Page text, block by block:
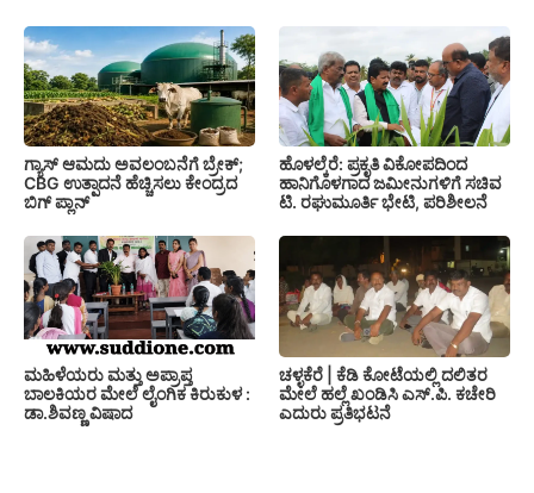
ಗ್ಯಾಸ್ ಆಮದು ಅವಲಂಬನೆಗೆ ಬ್ರೇಕ್;
CBG ಉತ್ಪಾದನೆ ಹೆಚ್ಚಿಸಲು ಕೇಂದ್ರದ
ಬಿಗ್ ಪ್ಲಾನ್
ಹೊಳಲ್ಕೆರೆ: ಪ್ರಕೃತಿ ವಿಕೋಪದಿಂದ
ಹಾನಿಗೊಳಗಾದ ಜಮೀನುಗಳಿಗೆ ಸಚಿವ
ಟಿ. ರಘುಮೂರ್ತಿ ಭೇಟಿ, ಪರಿಶೀಲನೆ
ಮಹಿಳೆಯರು ಮತ್ತು ಅಪ್ರಾಪ್ತ
ಬಾಲಕಿಯರ ಮೇಲೆ ಲೈಂಗಿಕ ಕಿರುಕುಳ :
ಡಾ.ಶಿವಣ್ಣ ವಿಷಾದ
ಚಳ್ಳಕೆರೆ | ಕೆಡಿ ಕೋಟೆಯಲ್ಲಿ ದಲಿತರ
ಮೇಲೆ ಹಲ್ಲೆ ಖಂಡಿಸಿ ಎಸ್.ಪಿ. ಕಚೇರಿ
ಎದುರು ಪ್ರತಿಭಟನೆ